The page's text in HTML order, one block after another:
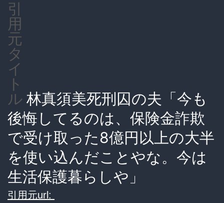
引
用
元
タ
イ
ト
ル 林真須美死刑囚の夫「今も
後悔してるのは、保険金詐欺
で受け取った8億円以上の大半
を使い込んだことやな。今は
生活保護暮らしや」
引用元url: